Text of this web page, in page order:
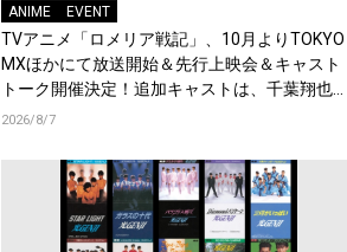
ANIME EVENT
TVアニメ「ロメリア戦記」、10月よりTOKYO
MXほかにて放送開始＆先行上映会＆キャスト
トーク開催決定！追加キャストは、千葉翔也、
梶原岳人、堀江瞬、綿貫竜之介！PV第1弾公
2026/8/7